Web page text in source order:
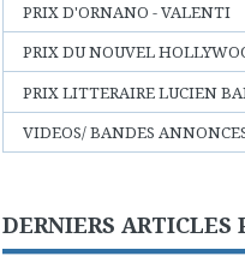
PRIX D'ORNANO - VALENTI
PRIX DU NOUVEL
PRIX LITTERAIRE LUCIEN
VIDEOS/ BANDES
DERNIERS ARTICLES